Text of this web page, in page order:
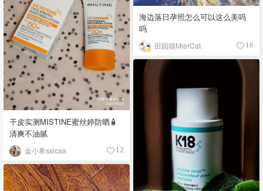
海边落日孕照怎么可以这么美呜
呜
田园猫MierCat 16
干皮实测MISTINE蜜丝婷防晒🧴
清爽不油腻
金小希ssicaa 12